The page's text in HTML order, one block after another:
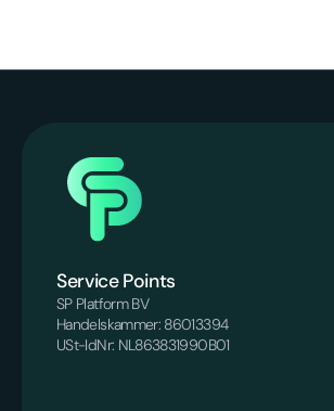
Service Points
SP Platform BV
Handelskammer: 86013394
USt-IdNr: NL863831990B01